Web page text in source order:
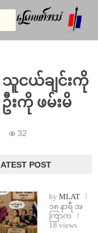
သူငယ်ချင်းကို
ကို ဖမ်းမိ
32
POST
by MLAT
၁၈ နာရီ အ
ကြာက
18 views